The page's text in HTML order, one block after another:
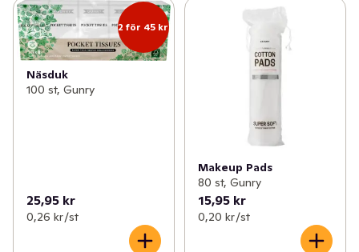
2 för 45 kr
Näsduk
100 st, Gunry
25,95 kr
0,26 kr /st
Makeup Pads
80 st, Gunry
15,95 kr
0,20 kr /st